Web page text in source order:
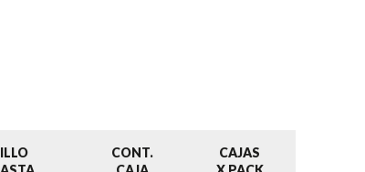
CONT.
CAJAS